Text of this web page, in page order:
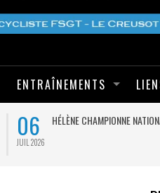
ENTRAÎNEMENTS
06
JUIL 2026
HÉLÈNE CHAMPIONNE